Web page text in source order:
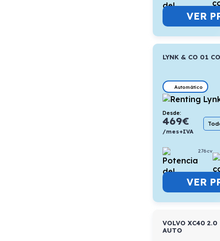
VER
LYNK & CO 01
Automático
Desde:
469€
/mes+IVA
276cv
VER
VOLVO XC40 2.0
AUTO